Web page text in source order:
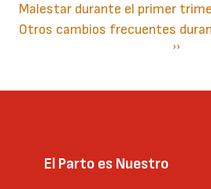
Malestar durante el primer
Otros cambios frecuentes
››
El Parto es Nuestro